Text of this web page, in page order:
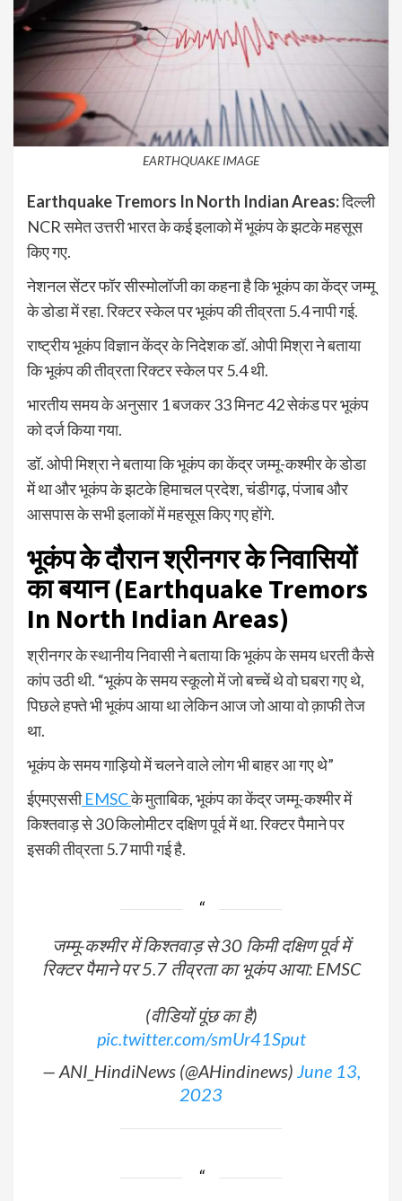
EARTHQUAKE IMAGE
Earthquake Tremors In North Indian Areas:दिल्ली
NCR समेत उत्तरी भारत के कई इलाको में भूकंप के झटके महसूस
किए गए.
नेशनल सेंटर फॉर सीस्मोलॉजी का कहना है कि भूकंप का केंद्र जम्मू
के डोडा में रहा. रिक्टर स्केल पर भूकंप की तीव्रता 5.4 नापी गई.
राष्ट्रीय भूकंप विज्ञान केंद्र के निदेशक डॉ. ओपी मिश्रा ने बताया
कि भूकंप की तीव्रता रिक्टर स्केल पर 5.4 थी.
भारतीय समय के अनुसार 1 बजकर 33 मिनट 42 सेकंड पर भूकंप
को दर्ज किया गया.
डॉ. ओपी मिश्रा ने बताया कि भूकंप का केंद्र जम्मू-कश्मीर के डोडा
में था और भूकंप के झटके हिमाचल प्रदेश, चंडीगढ़, पंजाब और
आसपास के सभी इलाकों में महसूस किए गए होंगे.
भूकंप के दौरान श्रीनगर के निवासियों
का बयान (Earthquake Tremors
In North Indian Areas)
श्रीनगर के स्थानीय निवासी ने बताया कि भूकंप के समय धरती कैसे
कांप उठी थी. “भूकंप के समय स्कूलो में जो बच्चें थे वो घबरा गए थे,
पिछले हफ्ते भी भूकंप आया था लेकिन आज जो आया वो क़ाफी तेज
था.
भूकंप के समय गाड़ियो में चलने वाले लोग भी बाहर आ गए थे”
ईएमएससीEMSCके मुताबिक, भूकंप का केंद्र जम्मू-कश्मीर में
किश्तवाड़ से 30 किलोमीटर दक्षिण पूर्व में था. रिक्टर पैमाने पर
इसकी तीव्रता 5.7 मापी गई है.
जम्मू-कश्मीर में किश्तवाड़ से 30 किमी दक्षिण पूर्व में
रिक्टर पैमाने पर 5.7 तीव्रता का भूकंप आया: EMSC
(वीडियों पूंछ का है)
pic.twitter.com/smUr41Sput
— ANI_HindiNews (@AHindinews) June 13,
2023